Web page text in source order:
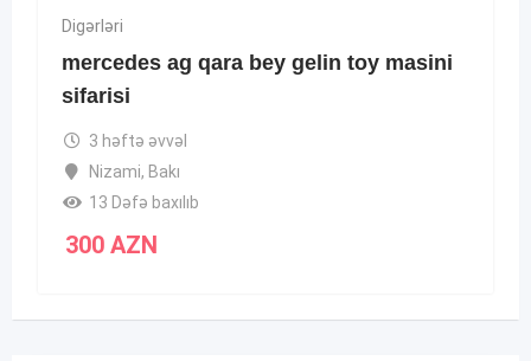
Digərləri
mercedes ag qara bey gelin toy masini
sifarisi
3 həftə əvvəl
Nizami, Bakı
13 Dəfə baxılıb
300 AZN